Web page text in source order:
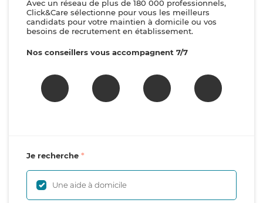
Avec un réseau de plus de 180 000 professionnels,
Click&Care sélectionne pour vous les meilleurs
candidats pour votre maintien à domicile ou vos
besoins de recrutement en établissement.
Nos conseillers vous accompagnent 7/7
Je recherche
Une aide à domicile